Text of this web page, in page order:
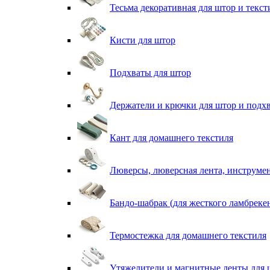
Тесьма декоративная для штор и
Кисти для штор
Подхваты для штор
Держатели и крючки для штор и
Кант для домашнего текстиля
Люверсы, люверсная лента,
Бандо-шабрак (для жесткого
Термостежка для домашнего текстиля
Утяжелители и магнитные ленты для